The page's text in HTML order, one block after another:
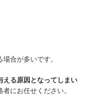
合が多いです。
える原因となってしまい
にお任せください。